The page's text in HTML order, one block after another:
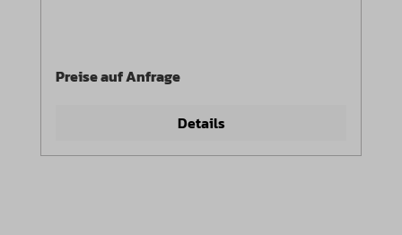
Preise auf Anfrage
Details